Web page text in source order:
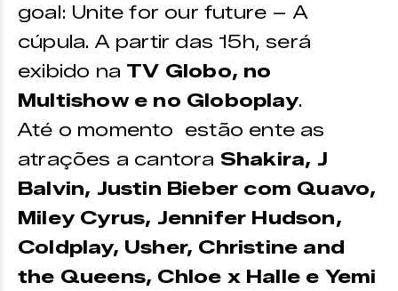
goal: Unite for our future – A
cúpula. A partir das 15h, será
exibido na TV Globo, no
Multishow e no Globoplay.
Até o momento estão ente as
atrações a cantora Shakira, J
Balvin, Justin Bieber com Quavo,
Miley Cyrus, Jennifer Hudson,
Coldplay, Usher, Christine and
the Queens, Chloe x Halle e Yemi